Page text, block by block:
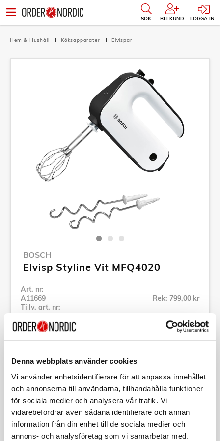
Denna webbplats använder cookies
Vi använder enhetsidentifierare för att anpassa innehållet
och annonserna till användarna, tillhandahålla funktioner
för sociala medier och analysera vår trafik. Vi
vidarebefordrar även sådana identifierare och annan
information från din enhet till de sociala medier och
annons- och analysföretag som vi samarbetar med.
SÖK BLI KUND LOGGA IN
Hem & Hushåll Köksapparater Elvispar
BOSCH
Elvisp Styline Vit MFQ4020
Art. nr:
A11669
Tillv. art. nr:
Rek: 799,00 kr
Se alla produkter inom Bosch
Specifikation
Beskrivning
Art. nr:A11669
Tillv. art. nr:MFQ4020